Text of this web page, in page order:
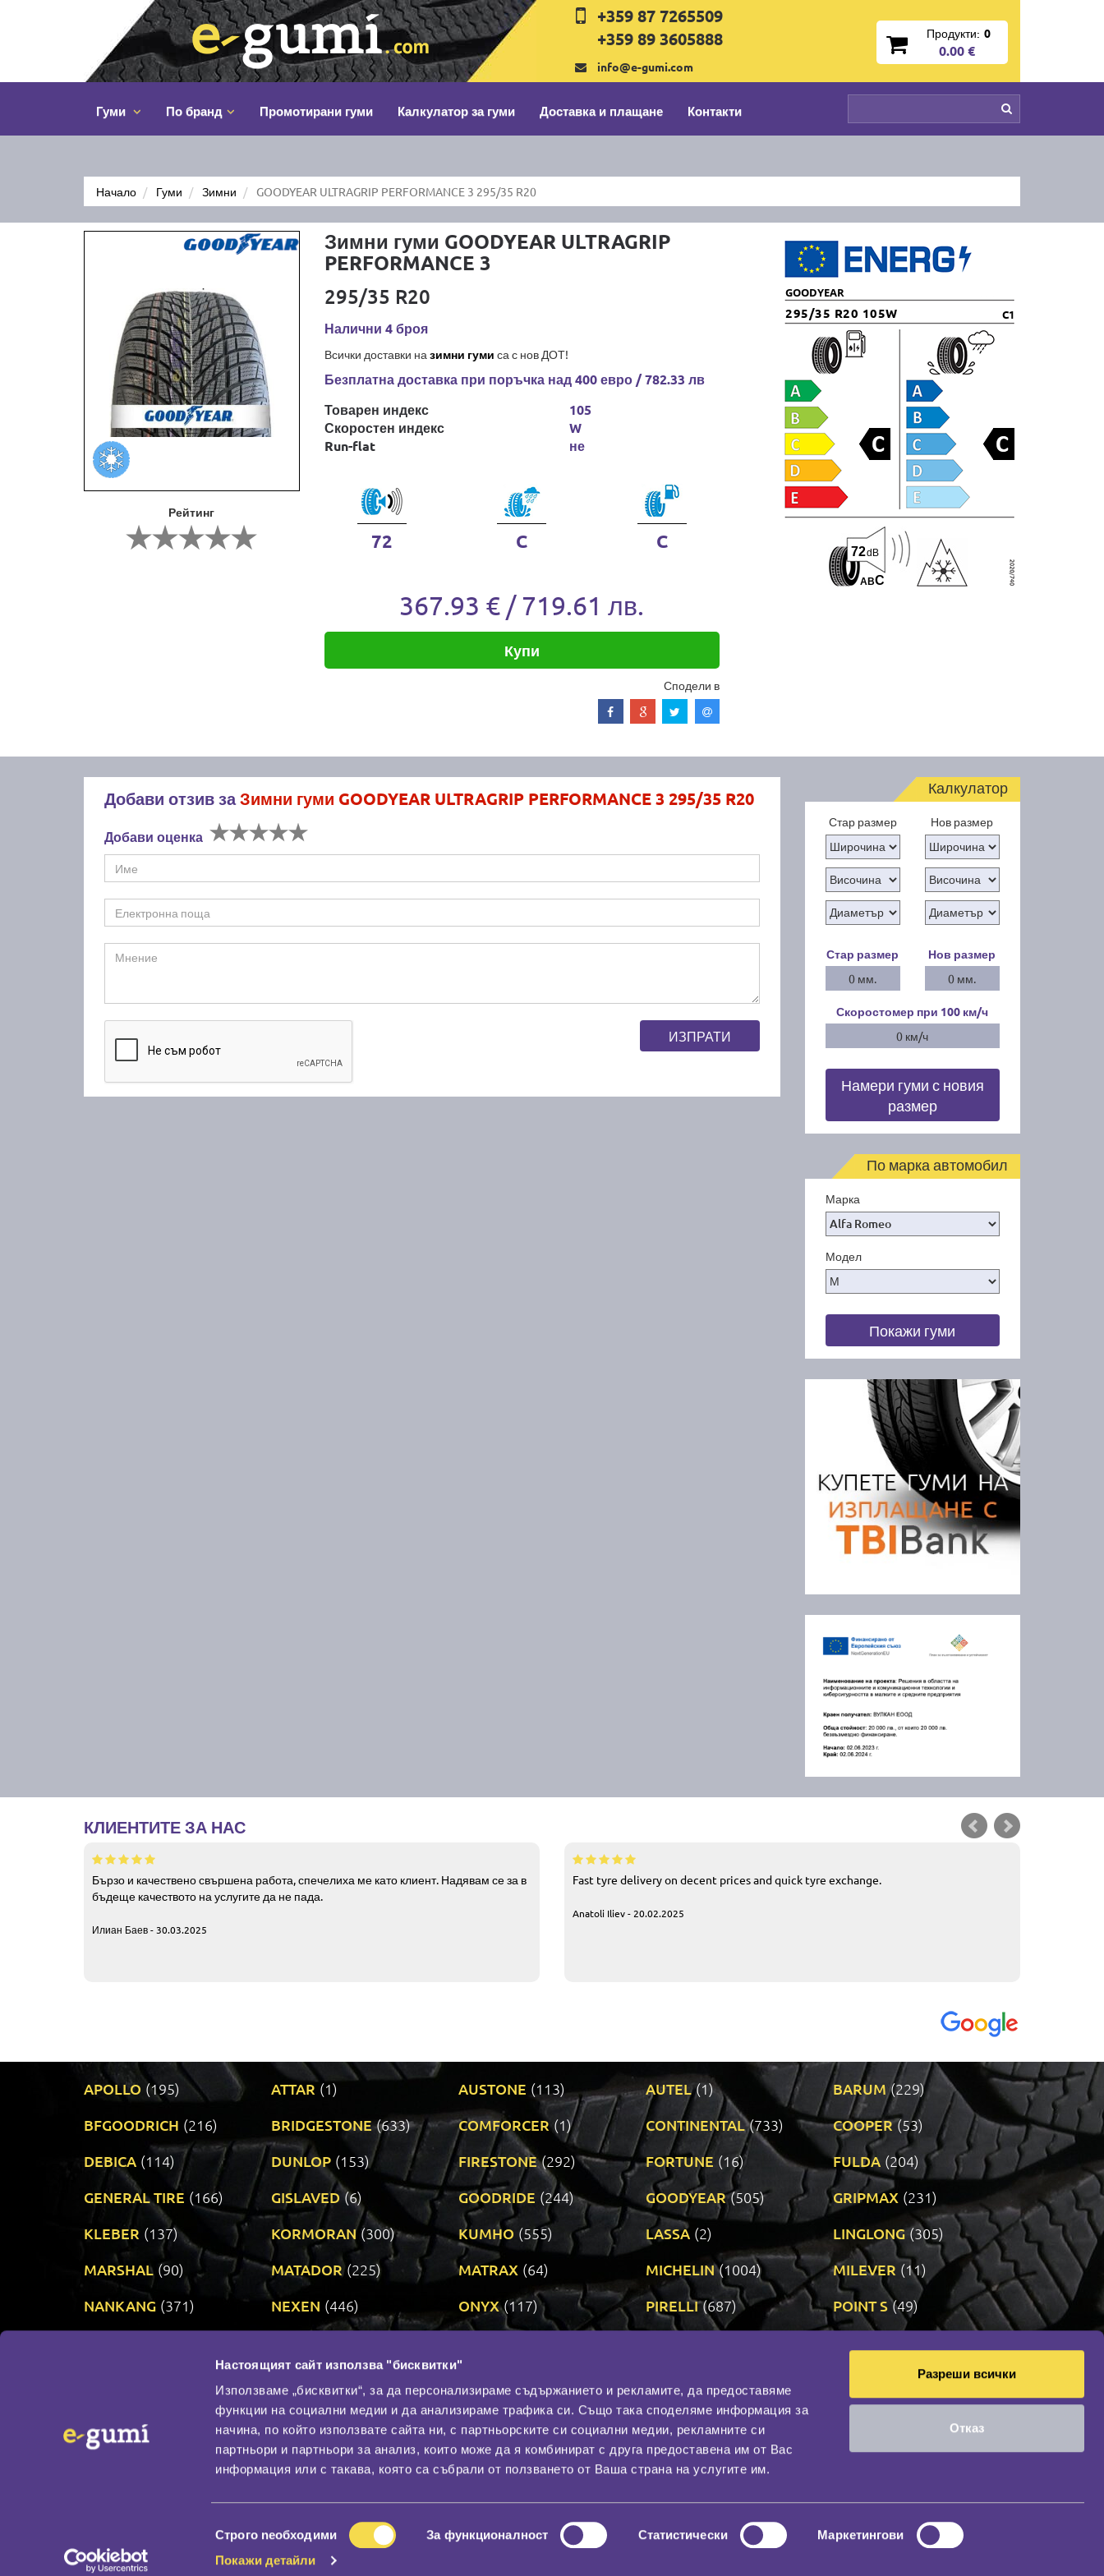
Настоящият сайт използва "бисквитки"
Използваме „бисквитки“, за да персонализираме съдържанието и рекламите, да предоставяме
функции на социални медии и да анализираме трафика си. Също така споделяме информация за
начина, по който използвате сайта ни, с партньорските си социални медии, рекламните си
партньори и партньори за анализ, които може да я комбинират с друга предоставена им от Вас
информация или с такава, която са събрали от ползването от Ваша страна на услугите им.
на
съгласие
Строго nеобходими За функционалност Статистически
Маркетингови
Покажи детайли
Разреши всички
Отказ
+359 87 7265509
+359 89 3605888
info@e-gumi.com
Продукти: 0
0.00 €
Гуми По бранд Промотирани гуми Калкулатор за гуми Доставка и плащане Контакти
Начало Гуми Зимни GOODYEAR ULTRAGRIP PERFORMANCE 3 295/35 R20
Рейтинг
Зимни гуми GOODYEAR ULTRAGRIP
PERFORMANCE 3
295/35 R20
Налични 4 броя
Всички доставки на зимни гуми са с нов ДОТ!
Безплатна доставка при поръчка над 400 евро / 782.33 лв
Товарен индекс
Скоростен индекс
Run-flat
105
W
не
72 C C
367.93 € / 719.61 лв.
Купи
Сподели в
GOODYEAR
295/35 R20 105W C1
A BC
72dB
Добави отзив заЗимни гуми GOODYEAR ULTRAGRIP PERFORMANCE 3 295/35 R20
Добави оценка
ИЗПРАТИ
Калкулатор
Стар размер Нов размер
Стар размер
0 мм.
Нов размер
0 мм.
Скоростомер при 100 км/ч
0 км/ч
Намери гуми с новия
размер
По марка автомобил
Марка
Модел
Покажи гуми
КЛИЕНТИТЕ ЗА НАС
Бързо и качествено свършена работа, спечелиха ме като клиент. Надявам се за в
бъдеще качеството на услугите да не пада.
Илиан Баев - 30.03.2025
Fast tyre delivery on decent prices and quick tyre exchange.
Anatoli Iliev - 20.02.2025
APOLLO (195) ATTAR (1) AUSTONE (113) AUTEL (1) BARUM (229)
BFGOODRICH (216) BRIDGESTONE (633) COMFORCER (1) CONTINENTAL (733) COOPER (53)
DEBICA (114) DUNLOP (153) FIRESTONE (292) FORTUNE (16) FULDA (204)
GENERAL TIRE (166) GISLAVED (6) GOODRIDE (244) GOODYEAR (505) GRIPMAX (231)
KLEBER (137) KORMORAN (300) KUMHO (555) LASSA (2) LINGLONG (305)
MARSHAL (90) MATADOR (225) MATRAX (64) MICHELIN (1004) MILEVER (11)
NANKANG (371) NEXEN (446) ONYX (117) PIRELLI (687) POINT S (49)
VREDESTEIN (469)
По бранд
Промотирани гуми
Доставка и плащане
Политика за поверителност
Контакти
За нас
Гаранция
Социална мрежа
НАШИЯТ БЛОГ